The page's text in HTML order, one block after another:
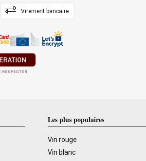
Virement bancaire
Les plus populaires
Vin rouge
Vin blanc